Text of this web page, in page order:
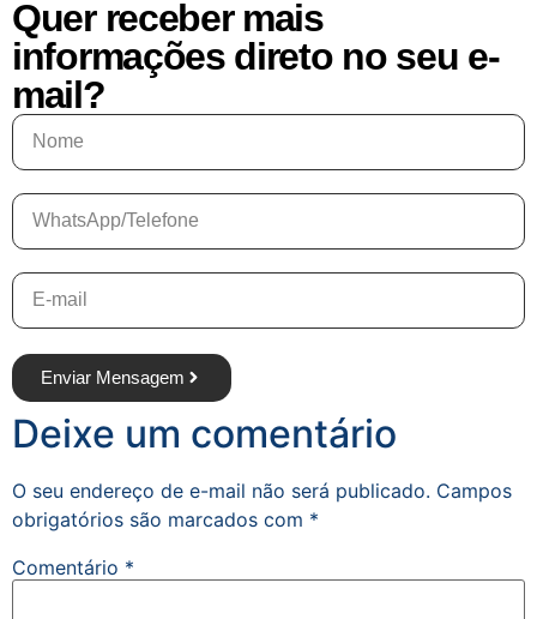
Quer receber mais
informações direto no seu e-
mail?
Enviar Mensagem
Deixe um comentário
O seu endereço de e-mail não será publicado. Campos
obrigatórios são marcados com *
Comentário *